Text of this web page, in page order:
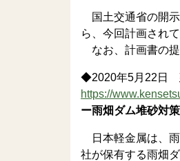
国土交通省の開示
ら、今回計画され
なお、計画書の提
◆2020年5月22日
https://
ー雨畑ダム堆砂対
日本軽金属は、雨
社が保有する雨畑